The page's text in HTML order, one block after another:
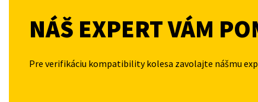
NÁŠ EXPERT VÁM
Pre verifikáciu kompatibility kolesa zavolajte nášmu